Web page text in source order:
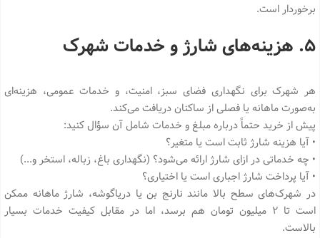
برخوردار است.
۵. هزینه‌های شارژ و خدمات شهرک
هر شهرک برای نگهداری فضای سبز، امنیت، و خدمات عمومی، هزینه‌ای
به‌صورت ماهانه یا فصلی از ساکنان دریافت می‌کند.
پیش از خرید حتماً درباره مبلغ و خدمات شامل آن سؤال کنید:
• آیا هزینه شارژ ثابت است یا متغیر؟
• چه خدماتی در ازای شارژ ارائه می‌شود؟ (نگهداری باغ، زباله، استخر و...)
• آیا پرداخت شارژ اجباری است یا اختیاری؟
در شهرک‌های سطح بالا مانند نارنج بن یا دریاگوشه، شارژ ماهانه ممکن
است تا ۲ میلیون تومان هم برسد، اما در مقابل کیفیت خدمات بسیار
بالاست.